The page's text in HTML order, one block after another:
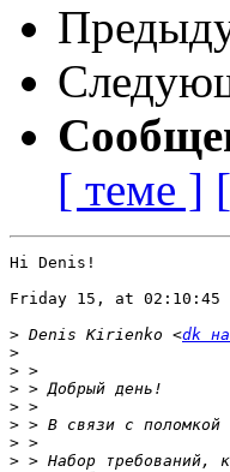
[ теме ]
Hi Denis!
Friday 15, at 02:10:45
> Denis Kirienko <dk
>
>
>
>
>
>
>